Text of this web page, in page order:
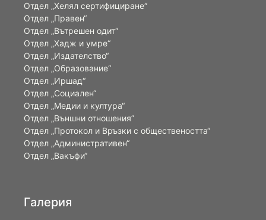
Отдел „Хелял сертифициране“
Отдел „Правен“
Отдел „Вътрешен одит“
Отдел „Хадж и умре“
Отдел „Издателство“
Отдел „Образование“
Отдел „Иршад“
Отдел „Социален“
Отдел „Медии и култура“
Отдел „Външни отношения”
Oтдел „Протокол и Връзки с обществеността“
Отдел „Административен“
Отдел „Вакъфи“
Галерия